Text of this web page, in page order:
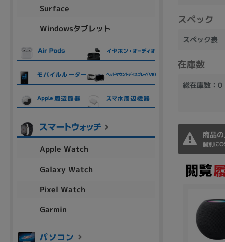
スペック
スペック表
在庫数
総在庫数：0
商品
個別に
Surface
Windowsタブレット
Apple Watch
Galaxy Watch
Pixel Watch
Garmin
商品の搭載機能による絞り込み
Webカメラ内蔵
ランク
商品状態の絞り込み
新品/未使用 中古 新品 Aランク Bラ